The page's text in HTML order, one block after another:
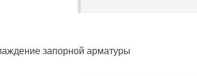
запорной арматуры